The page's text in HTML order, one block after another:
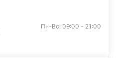
Пн-Вс: 09:00 - 21:00